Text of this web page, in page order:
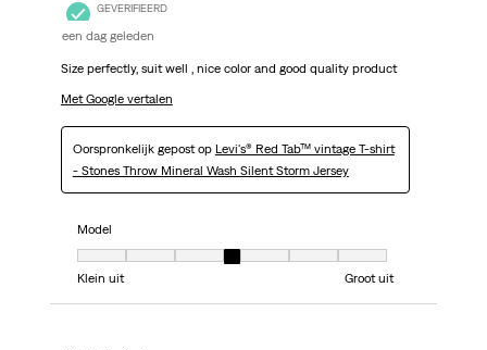
GEVERIFIEERD
een dag geleden
Size perfectly, suit well , nice color and good quality product
Met Google vertalen
Oorspronkelijk gepost op Levi's® Red Tab™ vintage T-shirt
- Stones Throw Mineral Wash Silent Storm Jersey
Model
Model, 4 van 7, waarbij 1 gelijk is aan Klein uit en 7 gelijk is aan Groot uit
Klein uit
Groot uit